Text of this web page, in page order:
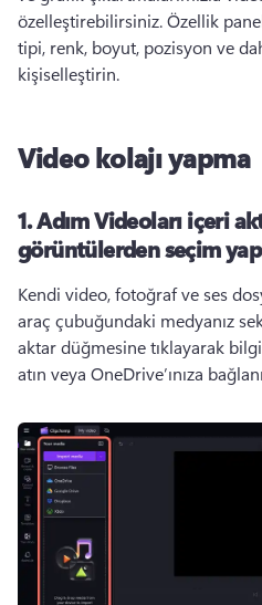
özelleştirebilirsiniz. Özellik
tipi, renk, boyut, pozisyon ve
kişiselleştirin.
Video kolajı yapma
1. AdımVideoları içeri
görüntülerden seçim
Kendi video, fotoğraf ve ses
araç çubuğundaki medyanız
aktar düğmesine tıklayarak
atın veya OneDrive’ınıza